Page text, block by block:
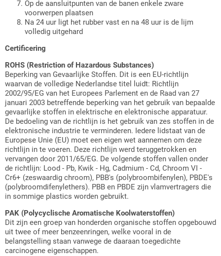
Op de aansluitpunten van de banen enkele zware
voorwerpen plaatsen
Na 24 uur ligt het rubber vast en na 48 uur is de lijm
volledig uitgehard
Certificering
ROHS (Restriction of Hazardous Substances)
Beperking van Gevaarlijke Stoffen. Dit is een EU-richtlijn
waarvan de volledige Nederlandse titel luidt: Richtlijn
2002/95/EG van het Europees Parlement en de Raad van 27
januari 2003 betreffende beperking van het gebruik van bepaalde
gevaarlijke stoffen in elektrische en elektronische apparatuur.
De bedoeling van de richtlijn is het gebruik van zes stoffen in de
elektronische industrie te verminderen. Iedere lidstaat van de
Europese Unie (EU) moet een eigen wet aannemen om deze
richtlijn in te voeren. Deze richtlijn werd teruggetrokken en
vervangen door 2011/65/EG. De volgende stoffen vallen onder
de richtlijn: Lood - Pb, Kwik - Hg, Cadmium - Cd, Chroom VI -
Cr6+ (zeswaardig chroom), PBB's (polybroombifenylen), PBDE's
(polybroomdifenylethers). PBB en PBDE zijn vlamvertragers die
in sommige plastics worden gebruikt.
PAK (Polycyclische Aromatische Koolwaterstoffen)
Dit zijn een groep van honderden organische stoffen opgebouwd
uit twee of meer benzeenringen, welke vooral in de
belangstelling staan vanwege de daaraan toegedichte
carcinogene eigenschappen.